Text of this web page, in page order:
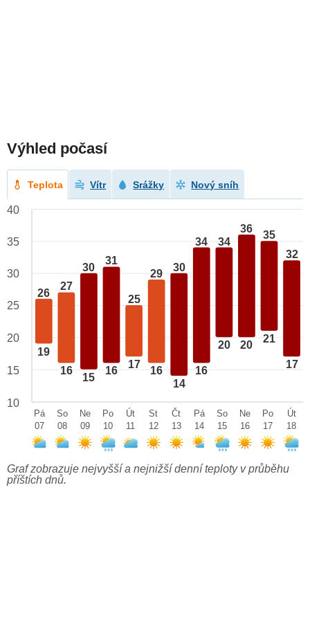
Výhled počasí
Teplota Vítr Srážky Nový sníh
26
19
27
16
30
15
31
16
25
17
29
16
30
14
34
16
34
20
36
20
35
21
32
17
40
35
30
25
20
15
10
Pá
07
So
08
Ne
09
Po
10
Út
11
St
12
Čt
13
Pá
14
So
15
Ne
16
Po
17
Út
18
Graf zobrazuje nejvyšší a nejnižší denní teploty v průběhu
příštích dnů.